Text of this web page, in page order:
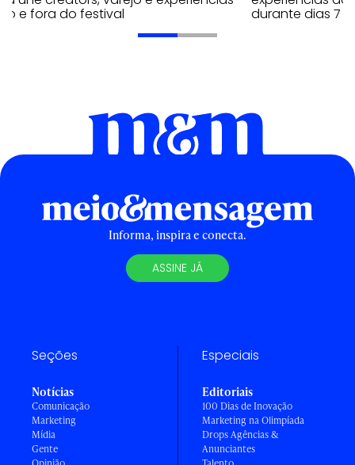
e fora do festival durante dias 7
Informa, inspira e conecta.
ASSINE JÁ
Seções
Notícias
Comunicação
Marketing
Mídia
Gente
Especiais
Editoriais
100 Dias de Inovação
Marketing na Olimpíada
Drops Agências &
Anunciantes